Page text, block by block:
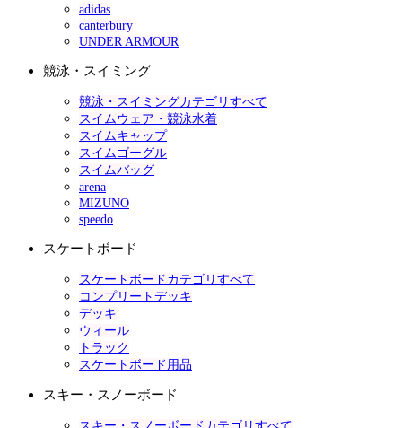
adidas
canterbury
UNDER ARMOUR
競泳・スイミング
競泳・スイミングカテゴリすべて
スイムウェア・競泳水着
スイムキャップ
スイムゴーグル
スイムバッグ
arena
MIZUNO
speedo
スケートボード
スケートボードカテゴリすべて
コンプリートデッキ
デッキ
ウィール
トラック
スケートボード用品
スキー・スノーボード